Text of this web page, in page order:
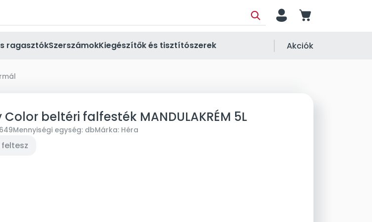
person cart
ragasztókSzerszámokKiegészítők és tisztítószerek Akciók
Color beltéri falfesték MANDULAKRÉM 5L
Mennyiségi egység: dbMárka: Héra